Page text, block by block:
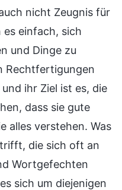
nicht Zeugnis für
es einfach, sich
und Dinge zu
Rechtfertigungen
ihr Ziel ist es, die
dass sie gute
alles verstehen. Was
die sich oft an
Wortgefechten
sich um diejenigen